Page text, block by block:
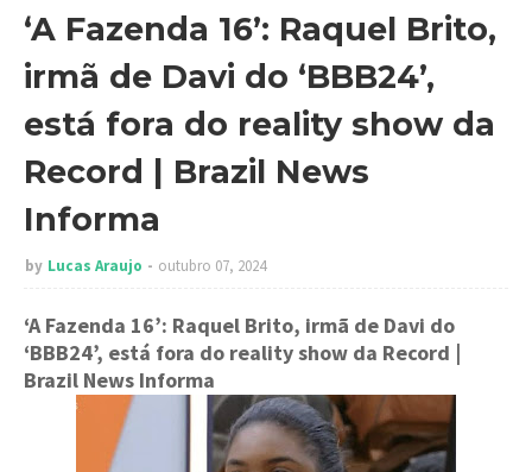
‘A Fazenda 16’: Raquel Brito,
irmã de Davi do ‘BBB24’,
está fora do reality show da
Record | Brazil News
Informa
by Lucas Araujo outubro 07, 2024
‘A Fazenda 16’: Raquel Brito, irmã de Davi do
‘BBB24’, está fora do reality show da Record |
Brazil News Informa